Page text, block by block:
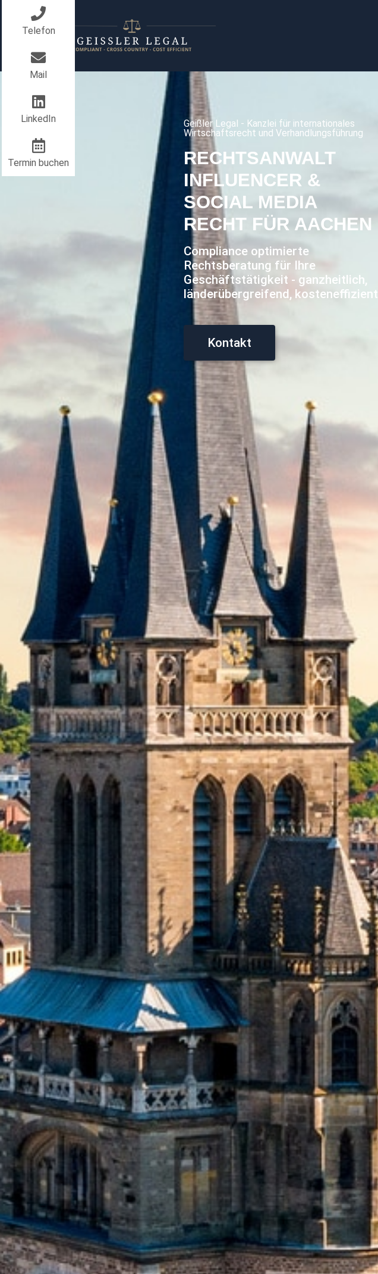
Geißler Legal - Kanzlei für internationales
Wirtschaftsrecht und Verhandlungsführung
RECHTSANWALT
INFLUENCER &
SOCIAL MEDIA
RECHT FÜR AACHEN
Compliance optimierte
Rechtsberatung für Ihre
Geschäftstätigkeit - ganzheitlich,
länderübergreifend, kosteneffizient
Kontakt
Telefon
Mail
LinkedIn
Termin buchen